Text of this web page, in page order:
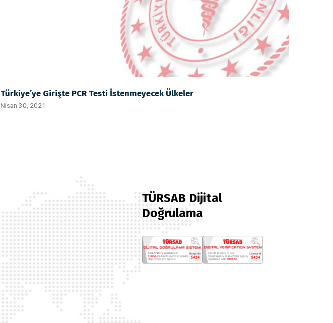
Türkiye’ye Girişte PCR Testi İstenmeyecek Ülkeler
Nisan 30, 2021
TÜRSAB Dijital
Doğrulama